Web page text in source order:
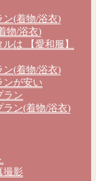
ン(着物/浴衣)
物/浴衣)
は 【愛和服】
ン(着物/浴衣)
ンが安い
ラン
ラン(着物/浴衣)
撮影